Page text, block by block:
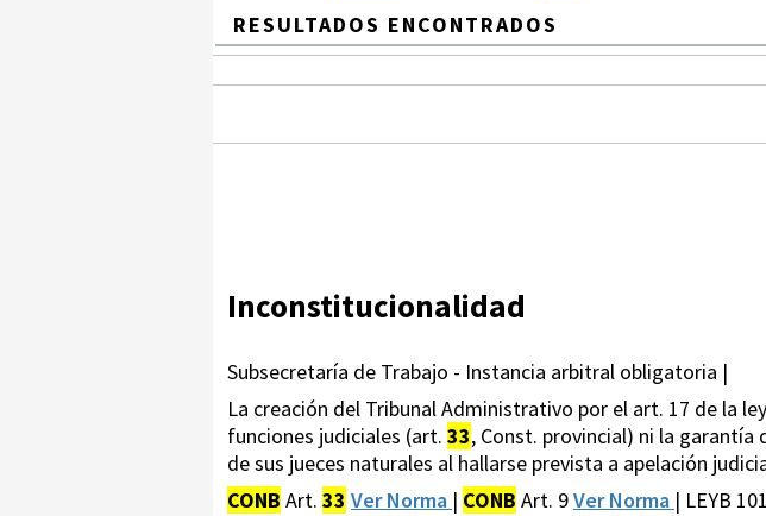
RESULTADOS ENCONTRADOS
Inconstitucionalidad
Subsecretaría de Trabajo - Instancia arbitral obligatoria |
La creación del Tribunal Administrativo por el art. 17 de la
funciones judiciales (art. 33, Const. provincial) ni la garantía
de sus jueces naturales al hallarse prevista a apelación
CONB Art. 33 Ver Norma | CONB Art. 9Ver Norma | LEYB